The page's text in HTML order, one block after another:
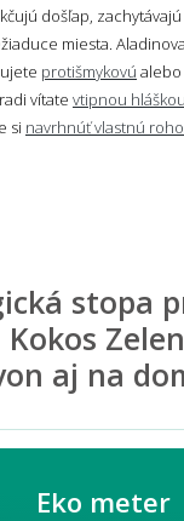
došľap,
miesta.
protišmykovú alebo
vítate vtipnou hláškou
si navrhnúť vlastnú
stopa
Kokos
aj na
Eko meter